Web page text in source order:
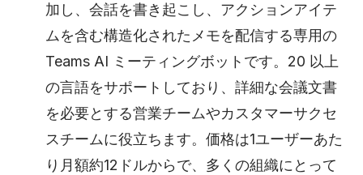
加し、会話を書き起こし、アクションアイテ
ムを含む構造化されたメモを配信する専用の
Teams AI ミーティングボットです。20 以上
の言語をサポートしており、詳細な会議文書
を必要とする営業チームやカスタマーサクセ
スチームに役立ちます。価格は1ユーザーあた
り月額約12ドルからで、多くの組織にとって